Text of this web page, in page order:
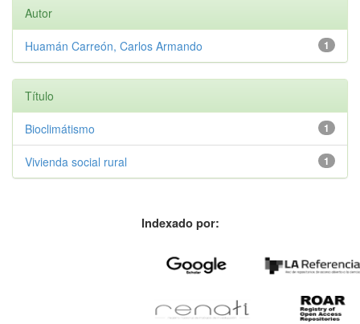
Autor
1
Huamán Carreón, Carlos Armando
Título
1
Bioclimátismo
1
Vivienda social rural
Indexado por: